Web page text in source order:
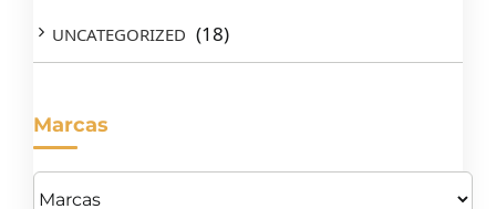
UNCATEGORIZED (18)
Marcas